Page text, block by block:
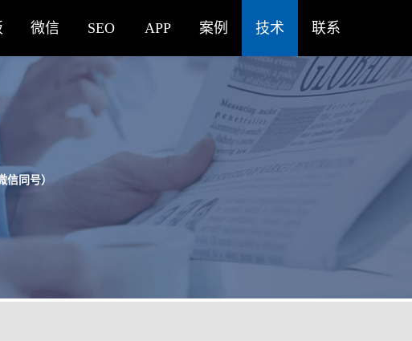
微信 SEO APP 案例 技术 联系
信同号）